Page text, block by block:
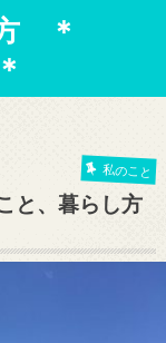
＊
私のこと
と、暮らし方